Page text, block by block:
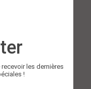
les dernières
!